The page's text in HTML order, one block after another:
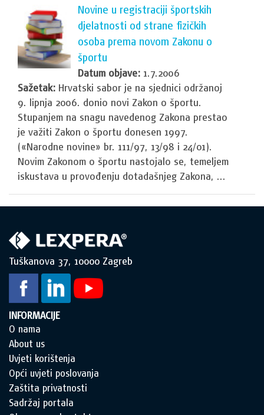
Novine u registraciji športskih
djelatnosti od strane fizičkih
osoba prema novom Zakonu o
športu
Datum objave: 1.7.2006
Sažetak: Hrvatski sabor je na sjednici održanoj
9. lipnja 2006. donio novi Zakon o športu.
Stupanjem na snagu navedenog Zakona prestao
je važiti Zakon o športu donesen 1997.
(«Narodne novine» br. 111/97, 13/98 i 24/01).
Novim Zakonom o športu nastojalo se, temeljem
iskustava u provođenju dotadašnjeg Zakona, ...
Tuškanova 37, 10000 Zagreb
INFORMACIJE
O nama
About us
Uvjeti korištenja
Opći uvjeti poslovanja
Zaštita privatnosti
Sadržaj portala